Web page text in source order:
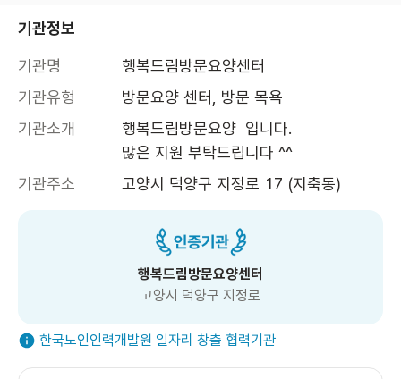
기관정보
기관명
행복드림방문요양센터
기관유형
방문요양 센터, 방문 목욕
기관소개
행복드림방문요양  입니다.
많은 지원 부탁드립니다 ^^
기관주소
고양시 덕양구 지정로 17 (지축동)
행복드림방문요양센터
고양시 덕양구 지정로
한국노인인력개발원 일자리 창출 협력기관